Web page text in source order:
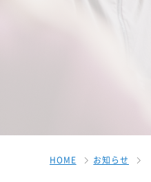
HOME お知らせ